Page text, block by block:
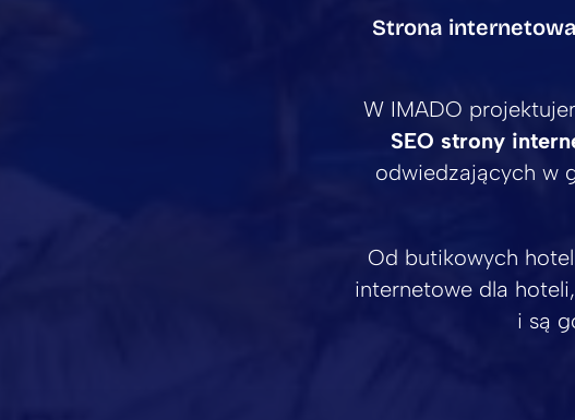
Strona
W IMADO
SEO strony
odwiedzających w
Od butikowych
internetowe dla
i są